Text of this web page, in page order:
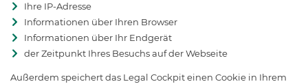
Ihre IP-Adresse
Informationen über Ihren Browser
Informationen über Ihr Endgerät
der Zeitpunkt Ihres Besuchs auf der Webseite
Außerdem speichert das Legal Cockpit einen Cookie in Ihrem